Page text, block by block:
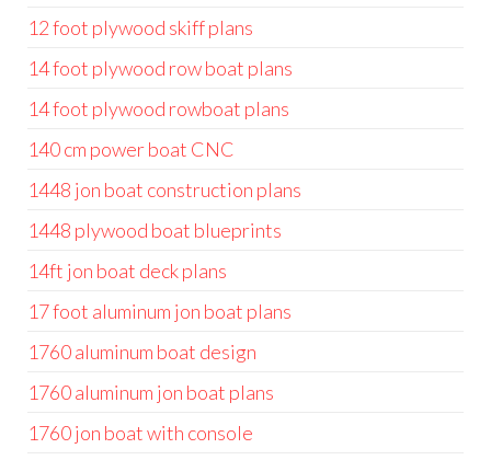
12 foot plywood skiff plans
14 foot plywood row boat plans
14 foot plywood rowboat plans
140 cm power boat CNC
1448 jon boat construction plans
1448 plywood boat blueprints
14ft jon boat deck plans
17 foot aluminum jon boat plans
1760 aluminum boat design
1760 aluminum jon boat plans
1760 jon boat with console